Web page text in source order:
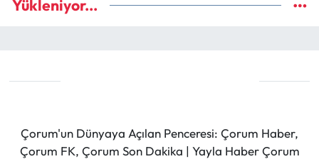
Yükleniyor...
Çorum'un Dünyaya Açılan Penceresi: Çorum Haber,
Çorum FK, Çorum Son Dakika | Yayla Haber Çorum